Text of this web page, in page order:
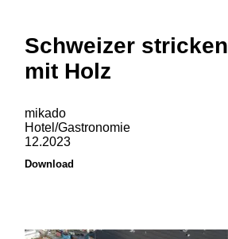
Schweizer stricken
mit Holz
mikado
Hotel/Gastronomie
12.2023
Download